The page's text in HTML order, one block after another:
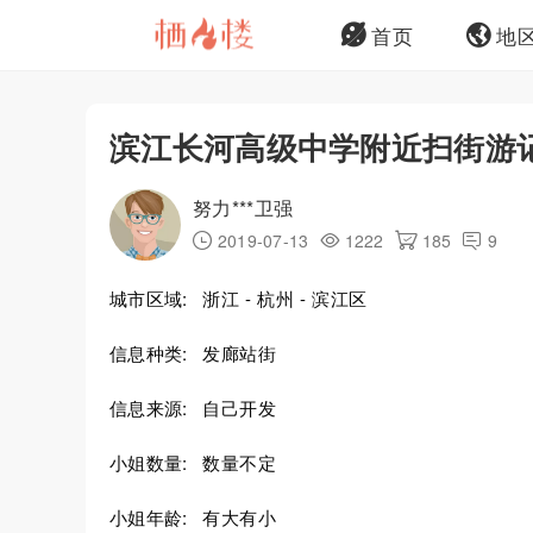
首页 地
滨江长河高级中学附近扫街游
努力***卫强
2019-07-13 1222 185 9
城市区域: 浙江 - 杭州 - 滨江区
信息种类: 发廊站街
信息来源: 自己开发
小姐数量: 数量不定
小姐年龄: 有大有小